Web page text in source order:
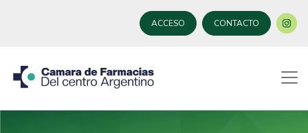
ACCESO CONTACTO